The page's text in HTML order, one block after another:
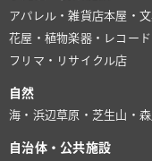
アパレル・雑貨店本屋・
花屋・植物楽器・レコード
フリマ・リサイクル店
自然
海・浜辺草原・芝生山・森
自治体・公共施設